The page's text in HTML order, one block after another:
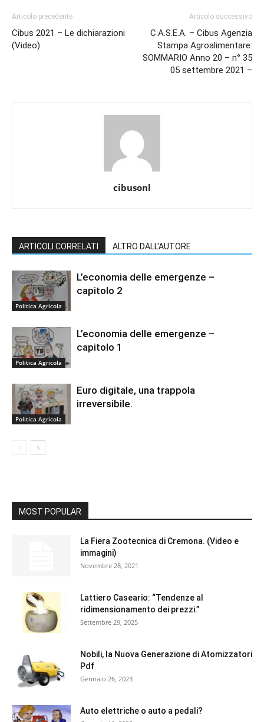
Articolo precedente
Cibus 2021 – Le dichiarazioni
(Video)
Articolo successivo
C.A.S.E.A. – Cibus Agenzia
Stampa Agroalimentare:
SOMMARIO Anno 20 – n° 35
05 settembre 2021 –
cibusonl
ARTICOLI CORRELATI ALTRO DALL'AUTORE
Politica Agricola
L’economia delle emergenze –
capitolo 2
Politica Agricola
L’economia delle emergenze –
capitolo 1
Politica Agricola
Euro digitale, una trappola
irreversibile.
MOST POPULAR
La Fiera Zootecnica di Cremona. (Video e
immagini)
Novembre 28, 2021
Lattiero Caseario: “Tendenze al
ridimensionamento dei prezzi.”
Settembre 29, 2025
Nobili, la Nuova Generazione di Atomizzatori
Pdf
Gennaio 26, 2023
Auto elettriche o auto a pedali?